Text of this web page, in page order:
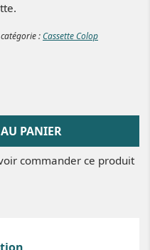
:Cassette Colop
PANIER
commander ce produit